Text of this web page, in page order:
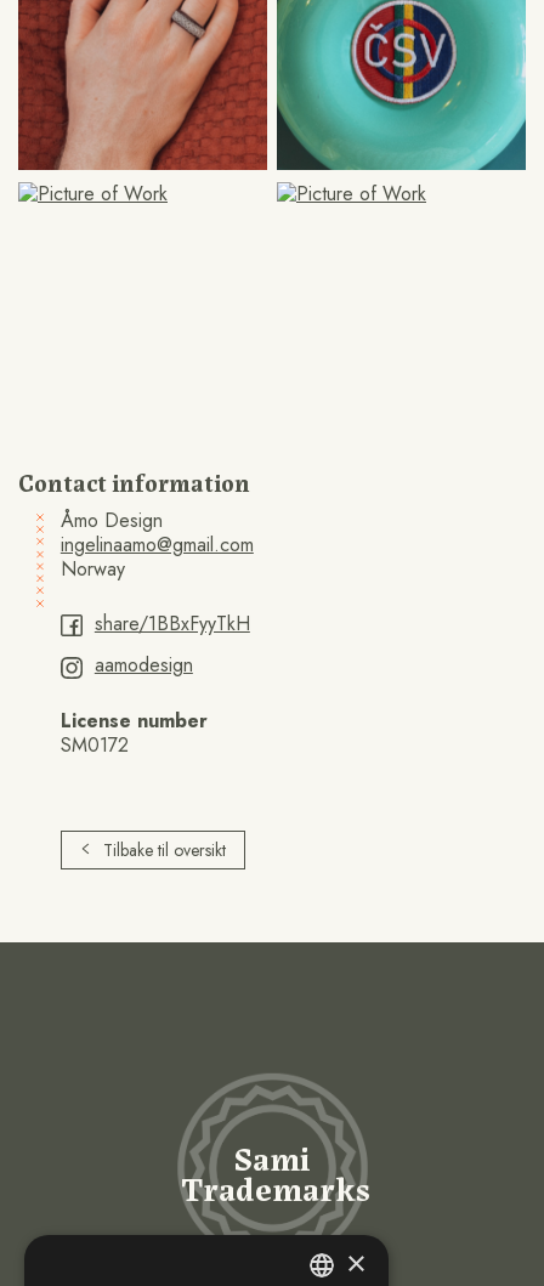
Contact information
Åmo Design
ingelinaamo@gmail.com
Norway
share/1BBxFyyTkH
aamodesign
License number
SM0172
Tilbake til oversikt
Sami
Trademarks
×